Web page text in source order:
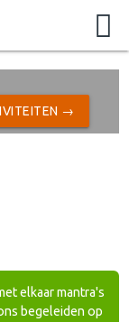
→
elkaar mantra's
begeleiden op